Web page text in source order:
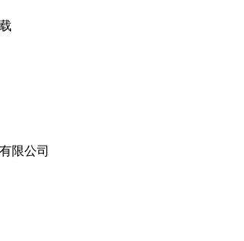
限公司